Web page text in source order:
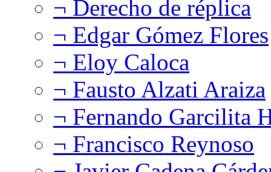
¬ Derecho de réplica
¬ Edgar Gómez Flores
¬ Eloy Caloca
¬ Fausto Alzati Araiza
¬ Fernando Garcilita
¬ Francisco Reynoso